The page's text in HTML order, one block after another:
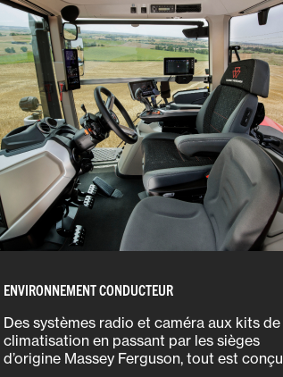
ENVIRONNEMENT CONDUCTEUR
Des systèmes radio et caméra aux kits de
climatisation en passant par les sièges
d’origine Massey Ferguson, tout est conçu